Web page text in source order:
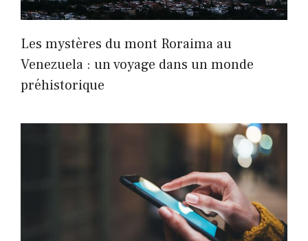
Les mystères du mont Roraima au
Venezuela : un voyage dans un monde
préhistorique